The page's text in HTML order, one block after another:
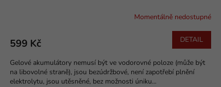
Momentálně nedostupné
599 Kč DETAIL
Gelové akumulátory nemusí být ve vodorovné poloze (může být
na libovolné straně), jsou bezúdržbové, není zapotřebí plnění
elektrolytu, jsou utěsněné, bez možnosti úniku...